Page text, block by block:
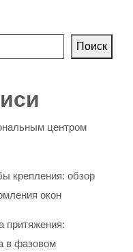
Поиск
центром
крепления: обзор
окон
притяжения:
в фазовом